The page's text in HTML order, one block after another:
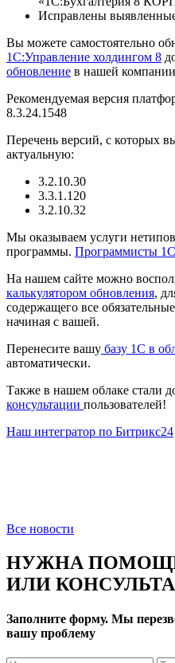
Исправлены
Вы можете самостоятельно
1С:Управление холдингом 8
обновление в нашей компании
Рекомендуемая версия
8.3.24.1548
Перечень версий, с которых
актуальную:
3.2.10.30
3.3.1.120
3.2.10.32
Мы оказываем услуги
программы. Программисты 1С
На нашем сайте можно
калькулятором обновления,
содержащего все
начиная с вашей.
Перенесите вашу базу 1C в
автоматически.
Также в нашем облаке стали
консультации пользователей!
Наш интегратор по Битрикс24
Все новости
НУЖНА
ИЛИ
Заполните форму. Мы
вашу проблему